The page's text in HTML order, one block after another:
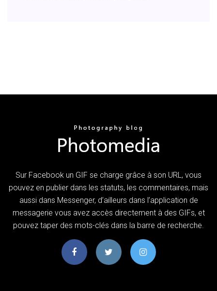
Sur Facebook un GIF se charge grâce à son URL, vous
pouvez en publier dans les statuts, les commentaires, mais
aussi dans Messenger, d’ailleurs dans l’application de
messagerie vous avez accès directement à des GIFs, et
pouvez taper des mots-clés dans la barre de recherche.